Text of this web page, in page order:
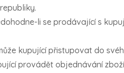
li se prodávající s
kupující přistupovat do
provádět objednávání